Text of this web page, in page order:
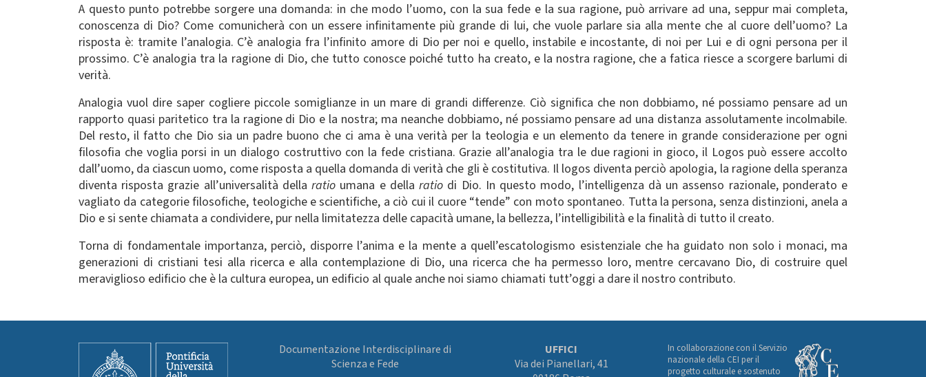
A questo punto potrebbe sorgere una domanda: in che modo l’uomo, con la sua fede e la sua ragione, può arrivare ad una, seppur mai completa,
conoscenza di Dio? Come comunicherà con un essere infinitamente più grande di lui, che vuole parlare sia alla mente che al cuore dell’uomo? La
risposta è: tramite l’analogia. C’è analogia fra l’infinito amore di Dio per noi e quello, instabile e incostante, di noi per Lui e di ogni persona per il
prossimo. C’è analogia tra la ragione di Dio, che tutto conosce poiché tutto ha creato, e la nostra ragione, che a fatica riesce a scorgere barlumi di
verità.
Analogia vuol dire saper cogliere piccole somiglianze in un mare di grandi differenze. Ciò significa che non dobbiamo, né possiamo pensare ad un
rapporto quasi paritetico tra la ragione di Dio e la nostra; ma neanche dobbiamo, né possiamo pensare ad una distanza assolutamente incolmabile.
Del resto, il fatto che Dio sia un padre buono che ci ama è una verità per la teologia e un elemento da tenere in grande considerazione per ogni
filosofia che voglia porsi in un dialogo costruttivo con la fede cristiana. Grazie all’analogia tra le due ragioni in gioco, il Logos può essere accolto
dall’uomo, da ciascun uomo, come risposta a quella domanda di verità che gli è costitutiva. Il logos diventa perciò apologia, la ragione della speranza
diventa risposta grazie all’universalità dellaratio umana e dellaratio di Dio. In questo modo, l’intelligenza dà un assenso razionale, ponderato e
vagliato da categorie filosofiche, teologiche e scientifiche, a ciò cui il cuore “tende” con moto spontaneo. Tutta la persona, senza distinzioni, anela a
Dio e si sente chiamata a condividere, pur nella limitatezza delle capacità umane, la bellezza, l’intelligibilità e la finalità di tutto il creato.
Torna di fondamentale importanza, perciò, disporre l’anima e la mente a quell’escatologismo esistenziale che ha guidato non solo i monaci, ma
generazioni di cristiani tesi alla ricerca e alla contemplazione di Dio, una ricerca che ha permesso loro, mentre cercavano Dio, di costruire quel
meraviglioso edificio che è la cultura europea, un edificio al quale anche noi siamo chiamati tutt’oggi a dare il nostro contributo.
Documentazione Interdisciplinare di
Scienza e Fede
UFFICI
Via dei Pianellari, 41
In collaborazione con il Servizio
nazionale della CEI per il
progetto culturale e sostenuto